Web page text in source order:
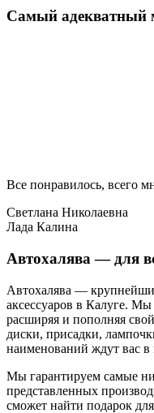
Самый адекватный
Все понравилось, всего
Светлана Николаевна
Лада Калина
Автохалява — для
Автохалява —
аксессуаров в Калуге. Мы
расширяя и пополняя
диски, присадки,
наименований ждут вас
Мы гарантируем самые
представленных
сможет найти подарок